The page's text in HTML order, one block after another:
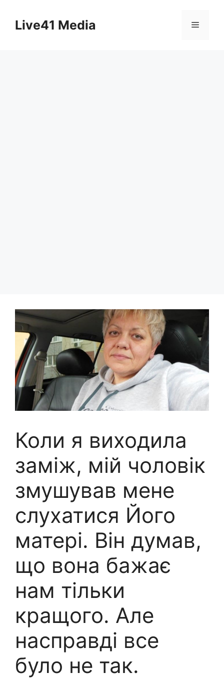
contentLive41 Media Menu
Коли я виходила
заміж, мій чоловік
змушував мене
слухатися Його
матері. Він думав,
що вона бажає
нам тільки
кращого. Але
насправді все
було не так.